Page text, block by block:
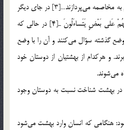
پس همديگر را مي‌شناسند و باهم به مخاصمه مي‌پردازند…[3] در جاي ديگر
خداوند مي فرمايد: «وَ أَقْبَلَ بَعْضُهُمْ عَلى بَعْضٍ يَتَساءَلُونَ ـ[4] در حالي كه
وضع گذشته سؤال مي‌كنند و آن را با وضع
و هركدام از بهشتيان از دوستان خود
مي‌شوند.
در بهشت شناخت نسبت به دوستان وجود
هنگامي كه انسان وارد بهشت مي‌شود